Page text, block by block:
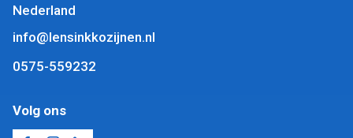
Nederland
info@lensinkkozijnen.nl
0575-559232
Volg ons